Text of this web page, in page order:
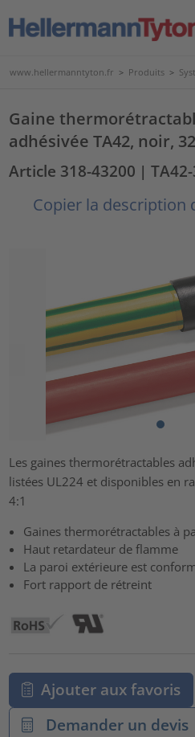
www.hellermanntyton.fr > Produits >
Gaine
adhésivée TA42, noir,
Article 318-43200 |
Copier la description
Les gaines thermorétractables
listées UL224 et disponibles en
4:1
Gaines thermorétractables à
Haut retardateur de flamme
La paroi extérieure est
Fort rapport de rétreint
Ajouter aux favoris
Demander un devis